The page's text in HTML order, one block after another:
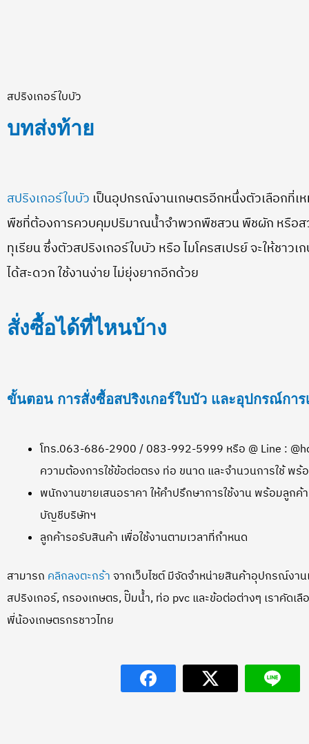
สปริงเกอร์ใบบัว
บทส่งท้าย
สปริงเกอร์ใบบัว เป็นอุปกรณ์งานเกษตรอีกหนึ่งตัวเลือกที่เห
พืชที่ต้องการควบคุมปริมาณน้ำจำพวกพืชสวน พืชผัก หรือส
ทุเรียน ซึ่งตัวสปริงเกอร์ใบบัว หรือ ไมโครสเปรย์ จะให้ชาว
ได้สะดวก ใช้งานง่าย ไม่ยุ่งยากอีกด้วย
สั่งซื้อได้ที่ไหนบ้าง
ขั้นตอน การสั่งซื้อสปริงเกอร์ใบบัว และอุปกรณ์การ
โทร.063-686-2900 / 083-992-5999 หรือ @ Line :
ความต้องการใช้ข้อต่อตรง ท่อ ขนาด และจำนวนการใช้ พ
พนักงานขายเสนอราคา ให้คำปรึกษาการใช้งาน พร้อมลูกค้า
บัญชีบริษัทฯ
ลูกค้ารอรับสินค้า เพื่อใช้งานตามเวลาที่กำหนด
สามารถ คลิกลงตะกร้า จากเว็บไซต์ มีจัดจำหน่ายสินค้าอุปกรณ์งาน
สปริงเกอร์, กรองเกษตร, ปั๊มน้ำ, ท่อ pvc และข้อต่อต่างๆ เราคัดเลื
พี่น้องเกษตรกรชาวไทย